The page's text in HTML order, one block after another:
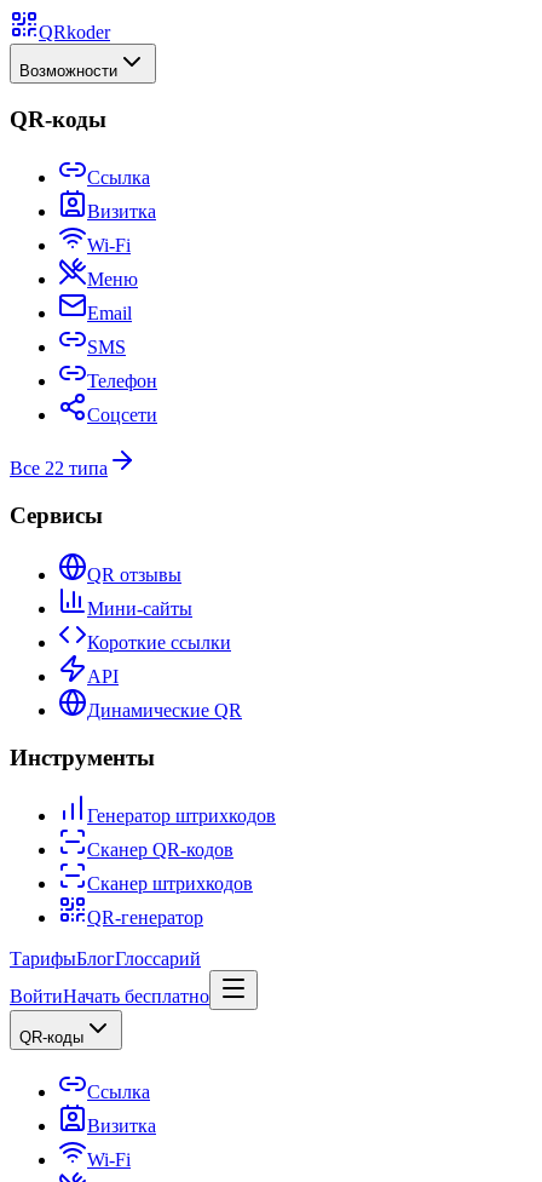
QRkoder
Возможности
QR-коды
Ссылка
Визитка
Wi-Fi
Меню
Email
SMS
Телефон
Соцсети
Все 22 типа
Сервисы
QR отзывы
Мини-сайты
Короткие ссылки
API
Динамические QR
Инструменты
Генератор штрихкодов
Сканер QR-кодов
Сканер штрихкодов
QR-генератор
ТарифыБлогГлоссарий
ВойтиНачать бесплатно
QR-коды
Ссылка
Визитка
Wi-Fi